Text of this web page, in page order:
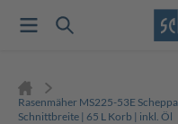
Rasenmäher MS225-53E
Schnittbreite | 65 L Korb | inkl. Öl